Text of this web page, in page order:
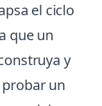
el ciclo
que un
y
un